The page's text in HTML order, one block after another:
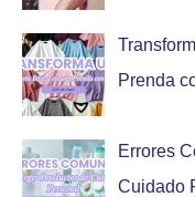
Prenda
Errores
Cuidado